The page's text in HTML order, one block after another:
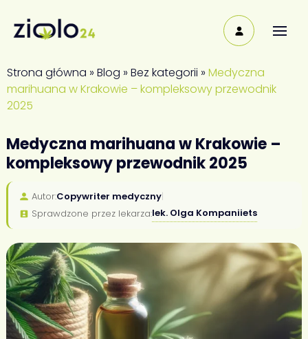
Strona główna » Blog » Bez kategorii » Medyczna
marihuana w Krakowie – kompleksowy przewodnik
2025
Medyczna marihuana w Krakowie –
kompleksowy przewodnik 2025
Autor:Copywriter medyczny
Sprawdzone przez lekarza:lek. Olga Kompaniiets